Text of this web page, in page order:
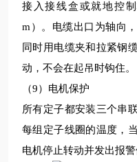
接入接线盒或就地控
m）。电缆出口为轴向
同时用电缆夹和拉紧钢
动，不会在起吊时钩住。
（9）电机保护
所有定子都安装三个串
每组定子线圈的温度，
电机停止转动并发出报警